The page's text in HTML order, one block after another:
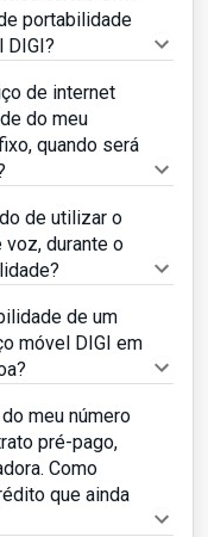
portabilidade
DIGI?
de internet
do meu
quando será
de utilizar o
durante o
de um
móvel DIGI em
meu número
pré-pago,
Como
que ainda